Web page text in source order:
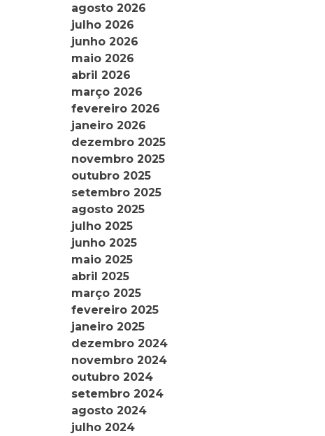
agosto 2026
julho 2026
junho 2026
maio 2026
abril 2026
março 2026
fevereiro 2026
janeiro 2026
dezembro 2025
novembro 2025
outubro 2025
setembro 2025
agosto 2025
julho 2025
junho 2025
maio 2025
abril 2025
março 2025
fevereiro 2025
janeiro 2025
dezembro 2024
novembro 2024
outubro 2024
setembro 2024
agosto 2024
julho 2024